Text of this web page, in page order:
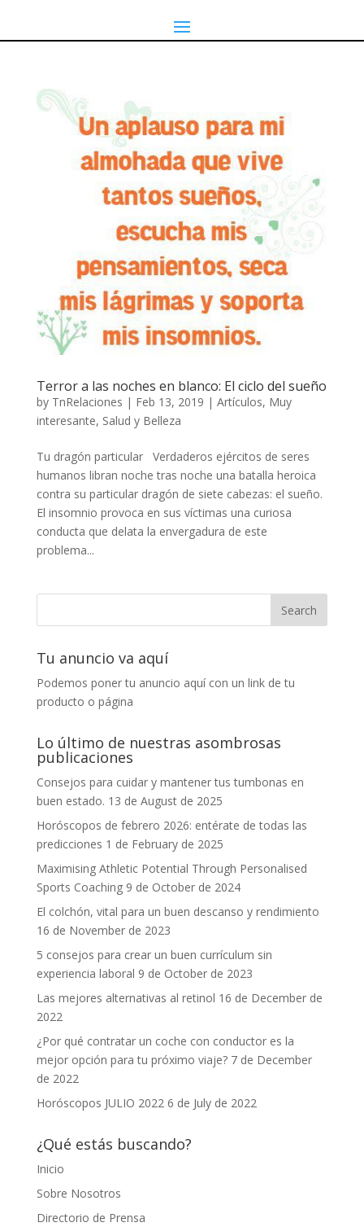
Terror a las noches en blanco: El ciclo del sueño
by TnRelaciones | Feb 13, 2019 | Artículos, Muy
interesante, Salud y Belleza
Tu dragón particular Verdaderos ejércitos de seres
humanos libran noche tras noche una batalla heroica
contra su particular dragón de siete cabezas: el sueño.
El insomnio provoca en sus víctimas una curiosa
conducta que delata la envergadura de este
problema...
Tu anuncio va aquí
Podemos poner tu anuncio aquí con un link de tu
producto o página
Lo último de nuestras asombrosas
publicaciones
Consejos para cuidar y mantener tus tumbonas en
buen estado. 13 de August de 2025
Horóscopos de febrero 2026: entérate de todas las
predicciones 1 de February de 2025
Maximising Athletic Potential Through Personalised
Sports Coaching 9 de October de 2024
El colchón, vital para un buen descanso y rendimiento
16 de November de 2023
5 consejos para crear un buen currículum sin
experiencia laboral 9 de October de 2023
Las mejores alternativas al retinol 16 de December de
2022
¿Por qué contratar un coche con conductor es la
mejor opción para tu próximo viaje? 7 de December
de 2022
Horóscopos JULIO 2022 6 de July de 2022
¿Qué estás buscando?
Inicio
Sobre Nosotros
Directorio de Prensa